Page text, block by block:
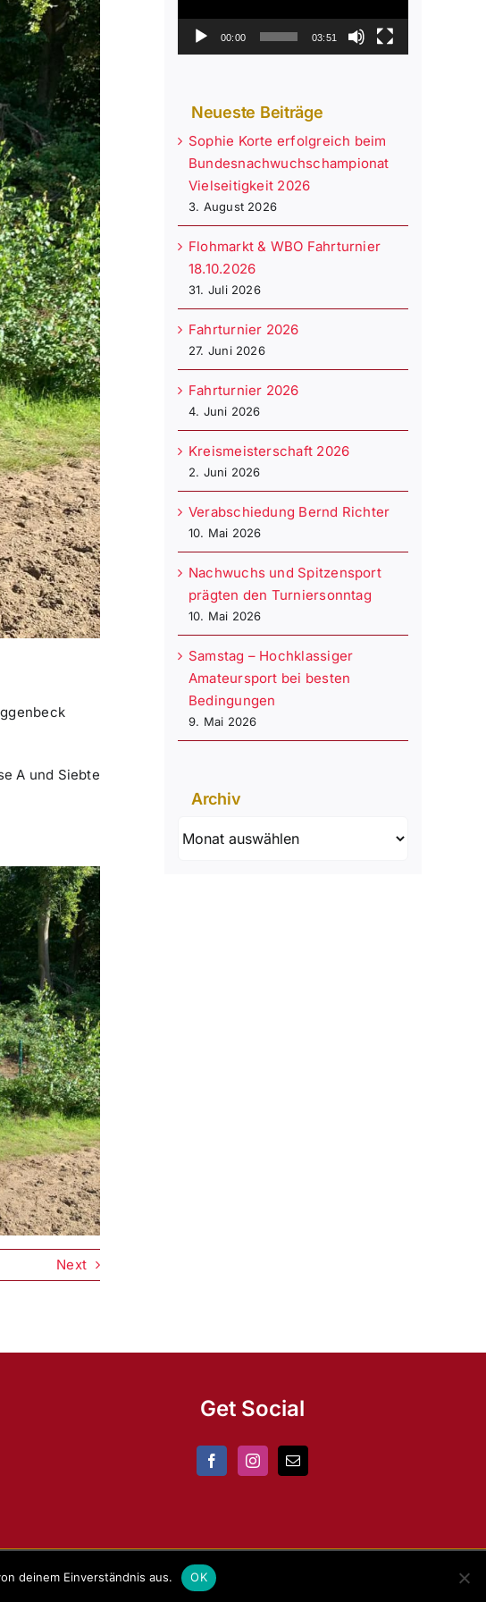
A und Siebte
Next
00:00 03:51
Neueste Beiträge
Sophie Korte erfolgreich beim
Bundesnachwuchschampionat
Vielseitigkeit 2026
3. August 2026
Flohmarkt & WBO Fahrturnier
18.10.2026
31. Juli 2026
Fahrturnier 2026
27. Juni 2026
Fahrturnier 2026
4. Juni 2026
Kreismeisterschaft 2026
2. Juni 2026
Verabschiedung Bernd Richter
10. Mai 2026
Nachwuchs und Spitzensport
prägten den Turniersonntag
10. Mai 2026
Samstag – Hochklassiger
Amateursport bei besten
Bedingungen
9. Mai 2026
Archiv
Get Social
deinem Einverständnis aus. OK